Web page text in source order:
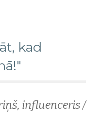
kad
influenceris /